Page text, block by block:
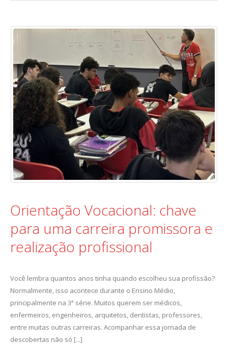
Orientação Vocacional: chave
para uma carreira promissora e
realização profissional
Você lembra quantos anos tinha quando escolheu sua profissão?
Normalmente, isso acontece durante o Ensino Médio,
principalmente na 3ª série. Muitos querem ser médicos,
enfermeiros, engenheiros, arquitetos, dentistas, professores,
entre muitas outras carreiras. Acompanhar essa jornada de
descobertas não só [...]